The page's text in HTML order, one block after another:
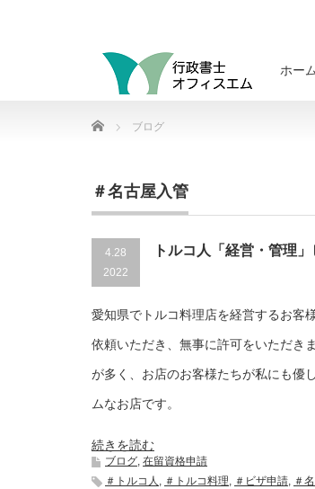
ホーム
Home ブログ
＃名古屋入管
4.28
2022
トルコ人「経営・管理
愛知県でトルコ料理店を経営するお客
依頼いただき、無事に許可をいただき
が多く、お店のお客様たちが私にも優
ムなお店です。
続きを読む
ブログ, 在留資格申請
＃トルコ人 , ＃トルコ料理, ＃ビザ申請, ＃